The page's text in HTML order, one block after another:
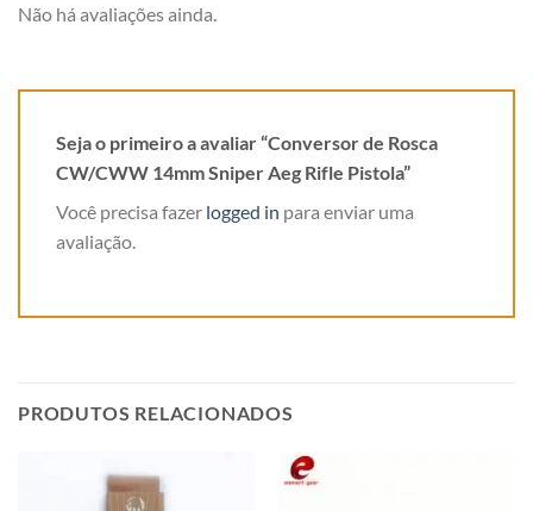
Não há avaliações ainda.
Seja o primeiro a avaliar “Conversor de Rosca
CW/CWW 14mm Sniper Aeg Rifle Pistola”
Você precisa fazer logged in para enviar uma
avaliação.
PRODUTOS RELACIONADOS